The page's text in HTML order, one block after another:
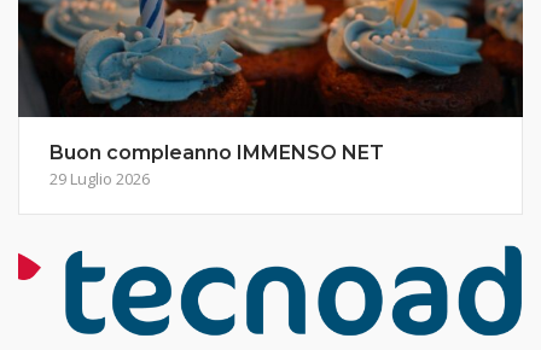
Buon compleanno IMMENSO NET
29 Luglio 2026